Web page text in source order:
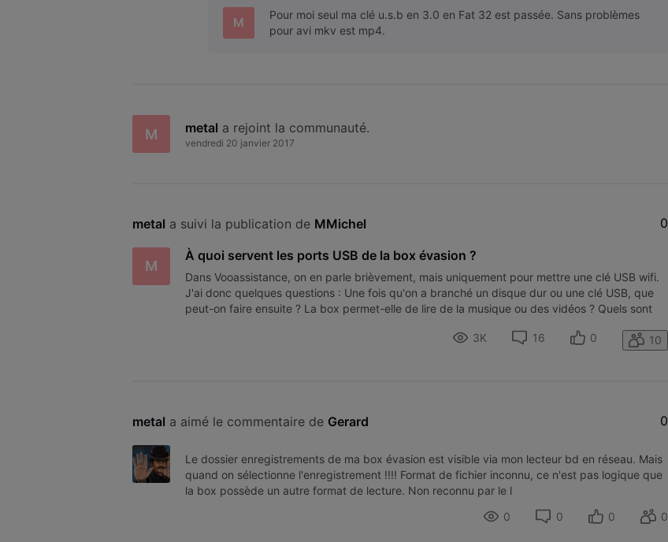
M
Pour moi seul ma clé u.s.b en 3.0 en Fat 32 est passée. Sans problèmes
pour avi mkv est mp4.
M metal a rejoint la communauté.
vendredi 20 janvier 2017
metal a suivi la publication de MMichel 0
M
À quoi servent les ports USB de la box évasion ?
Dans Vooassistance, on en parle brièvement, mais uniquement pour mettre une clé USB wifi.
J'ai donc quelques questions : Une fois qu'on a branché un disque dur ou une clé USB, que
peut-on faire ensuite ? La box permet-elle de lire de la musique ou des vidéos ? Quels sont
3K
16 0 10
metal a aimé le commentaire de Gerard 0
Le dossier enregistrements de ma box évasion est visible via mon lecteur bd en réseau. Mais
quand on sélectionne l'enregistrement !!!! Format de fichier inconnu, ce n'est pas logique que
la box possède un autre format de lecture. Non reconnu par le l
0
0 0 0